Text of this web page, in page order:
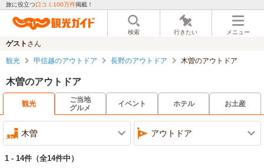
旅に役立つ口コミ100万件掲載！
検索 行きたい メニュー
ゲスト さん
観光 甲信越のアウトドア 長野のアウトドア 木曽のアウトドア
木曽のアウトドア
観光
ご当地
グルメ
イベント ホテル お土産
木曽 アウトドア
1 - 14件 （全14件中）